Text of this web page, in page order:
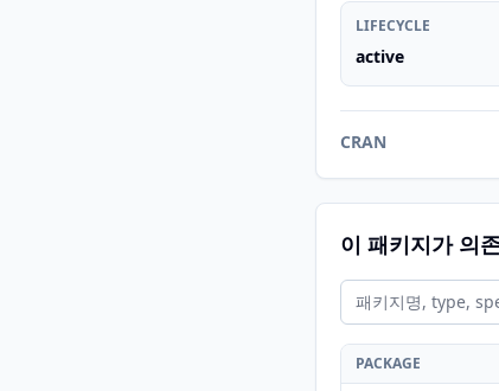
LIFECYCLE
active
CRAN
이 패키지가 의
PACKAGE